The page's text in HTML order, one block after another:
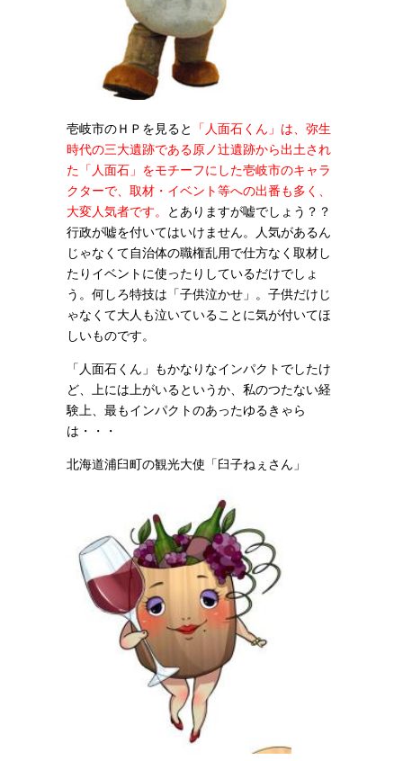
壱岐市のＨＰを見ると
「人面石くん」は、弥生
時代の三大遺跡である原ノ辻遺跡から出土され
た「人面石」をモチーフにした壱岐市のキャラ
クターで、取材・イベント等への出番も多く、
大変人気者です。
とありますが嘘でしょう？？
行政が嘘を付いてはいけません。人気があるん
じゃなくて自治体の職権乱用で仕方なく取材し
たりイベントに使ったりしているだけでしょ
う。何しろ特技は「子供泣かせ」。子供だけじ
ゃなくて大人も泣いていることに気が付いてほ
しいものです。
「人面石くん」もかなりなインパクトでしたけ
ど、上には上がいるというか、私のつたない経
験上、最もインパクトのあったゆるきゃら
は・・・
北海道浦臼町の観光大使「臼子ねぇさん」